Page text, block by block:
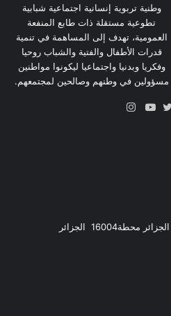
وطنية تربوية إنسانية اجتماعية شبابية
تطوعية مستقلة ذات طابع المنفعة
العمومية، تهدف إلى المساهمة في تنمية
قدرات الأطفال والفتية والشباب روحيا
وفكريا وبدنيا واجتماعيا ليكونوا مواطنين
مسؤولين في وطنهم وصالحين لمجتمعهم.